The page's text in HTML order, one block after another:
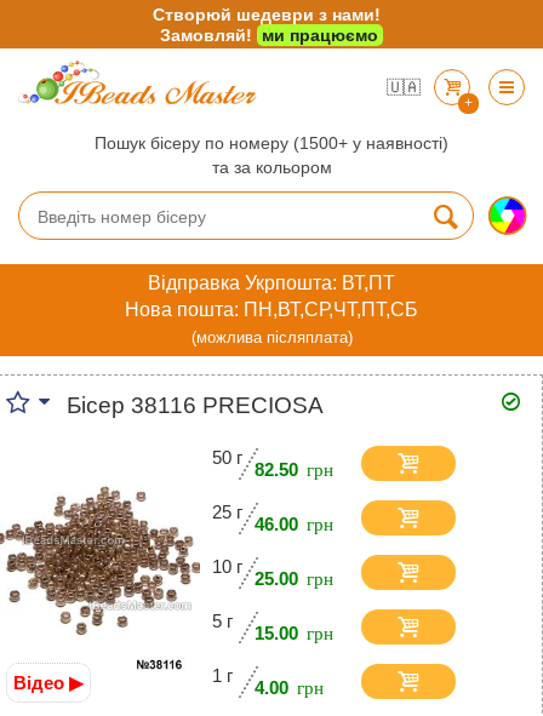
🇺🇦
+
Пошук бісеру по номеру (1500+ у наявності)
та за кольором
Відправка Укрпошта: ВТ,ПТ
Нова пошта: ПН,ВТ,СР,ЧТ,ПТ,СБ
(можлива післяплата)
Бісер 38116 PRECIOSA
Відео ▶
50 г
82.50
25 г
46.00
10 г
25.00
5 г
15.00
1 г
4.00
Створюй шедеври з нами!
Замовляй!
ми працюємо